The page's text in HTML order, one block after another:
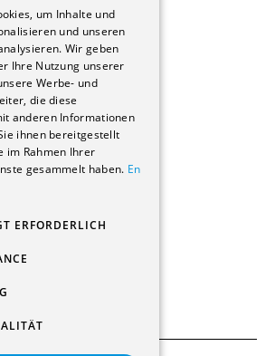
und Geschäfte
um Inhalte und
und unseren
Wir geben
Ihre Nutzung unserer
Werbe- und
die diese
anderen Informationen
ihnen bereitgestellt
im Rahmen Ihrer
gesammelt haben. En
ERFORDERLICH